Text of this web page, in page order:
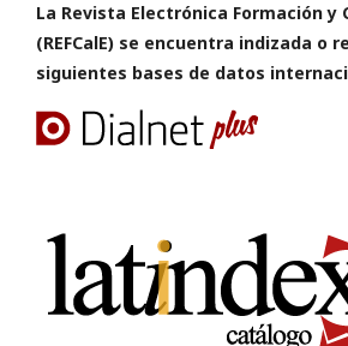
La Revista Electrónica Formación y
(REFCalE) se encuentra indizada o
siguientes bases de datos